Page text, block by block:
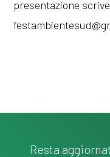
presentazione
Resta